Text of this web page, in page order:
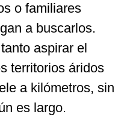
o familiares
a buscarlos.
aspirar el
territorios áridos
a kilómetros, sin
es largo.